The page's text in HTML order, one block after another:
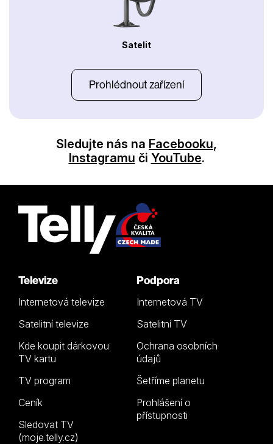
Satelit
Prohlédnout zařízení
Sledujte nás na Facebooku,
Instagramu či YouTube.
Televize
Internetová televize
Satelitní televize
Kde koupit dárkovou
TV kartu
TV program
Ceník
Sledovat TV
(moje.telly.cz)
Podpora
Internetová TV
Satelitní TV
Ochrana osobních
údajů
Šetříme planetu
Prohlášení o
přístupnosti